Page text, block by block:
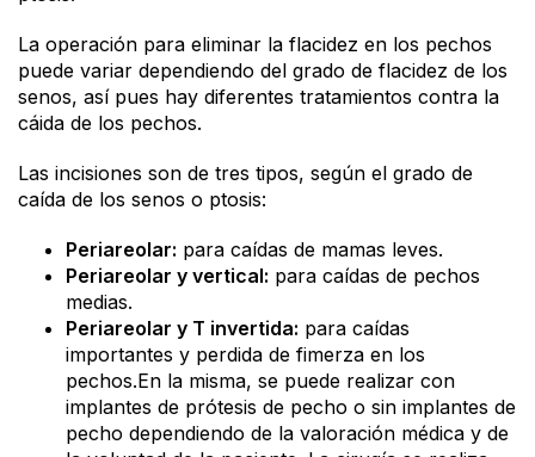
La operación para eliminar la flacidez en los pechos
puede variar dependiendo del grado de flacidez de los
senos, así pues hay diferentes tratamientos contra la
cáida de los pechos.
Las incisiones son de tres tipos, según el grado de
caída de los senos o ptosis:
Periareolar: para caídas de mamas leves.
Periareolar y vertical: para caídas de pechos
medias.
Periareolar y T invertida: para caídas
importantes y perdida de fimerza en los
pechos.En la misma, se puede realizar con
implantes de prótesis de pecho o sin implantes de
pecho dependiendo de la valoración médica y de